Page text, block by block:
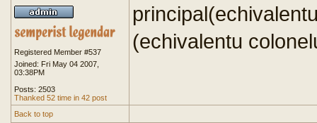
Registered Member #537
Joined: Fri May 04 2007,
03:38PM
Posts: 2503
Thanked 52 time in 42 post
(echivalentu
Back to top